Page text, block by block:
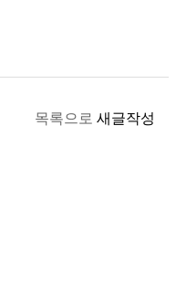
목록으로 새글작성